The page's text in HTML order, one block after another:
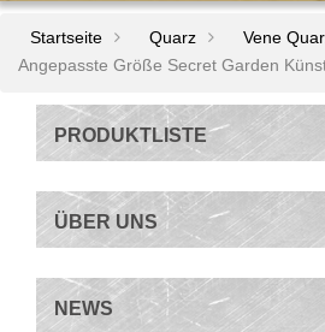
Startseite Quarz
Vene
Angepasste Größe Secret Garden
PRODUKTLISTE
ÜBER UNS
NEWS